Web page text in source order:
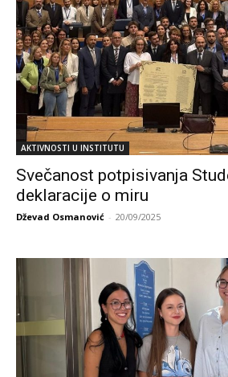
AKTIVNOSTI U INSTITUTU
Svečanost potpisivanja
deklaracije o miru
Dževad Osmanović - 20/09/2025